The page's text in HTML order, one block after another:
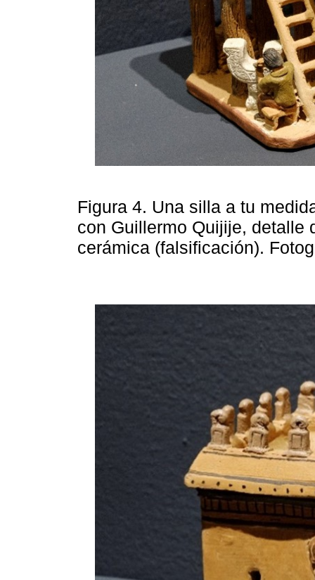
Figura 4. Una silla a tu
con Guillermo Quijije, detalle
cerámica (falsificación).